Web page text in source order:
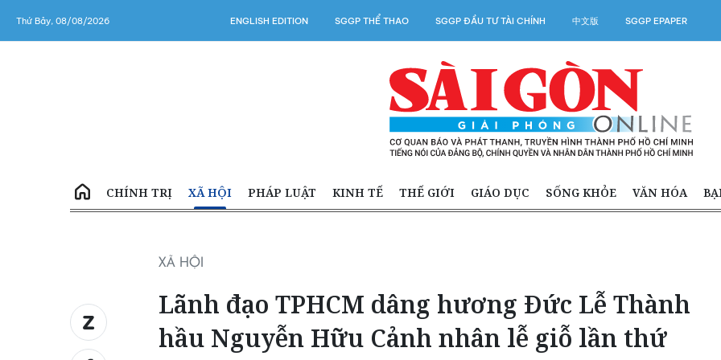
Thứ Bảy, 08/08/2026 ENGLISH EDITION SGGP THỂ THAO SGGP ĐẦU TƯ TÀI CHÍNH 中文版 SGGP EPAPER
CHÍNH TRỊ XÃ HỘI PHÁP LUẬT KINH TẾ THẾ GIỚI GIÁO DỤC SỐNG KHỎE VĂN HÓA
XÃ HỘI
Lãnh đạo TPHCM dâng hương Đức Lễ Thành
hầu Nguyễn Hữu Cảnh nhân lễ giỗ lần thứ